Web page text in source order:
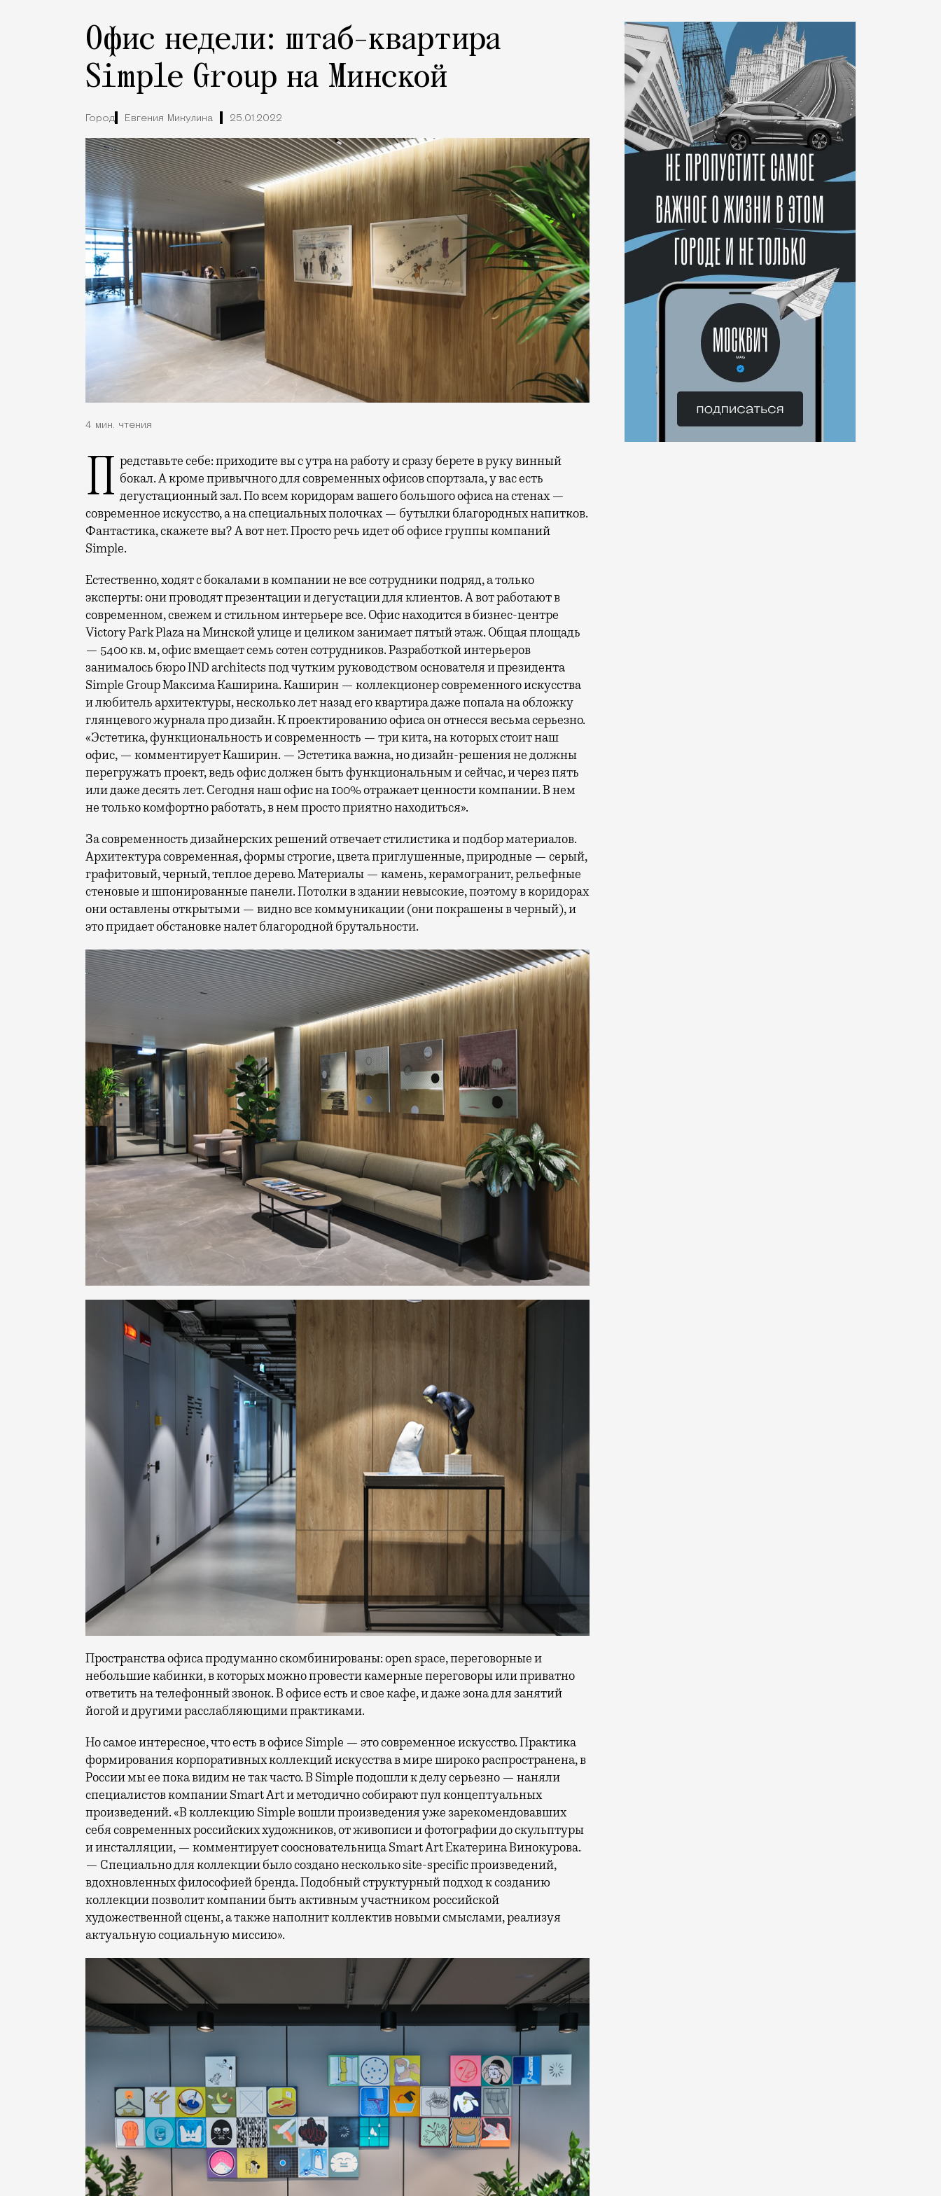
Офис недели: штаб-квартира
Simple Group на Минской
Город Евгения Микулина 25.01.2022
4 мин. чтения
Представьте себе: приходите вы с утра на работу и сразу берете в руку винный бокал. А кроме привычного для современных офисов спортзала, у вас есть
дегустационный зал. По всем коридорам вашего большого офиса на стенах —
современное искусство, а на специальных полочках — бутылки благородных напитков.
Фантастика, скажете вы? А вот нет. Просто речь идет об офисе группы компаний
Simple.
Естественно, ходят с бокалами в компании не все сотрудники подряд, а только
эксперты: они проводят презентации и дегустации для клиентов. А вот работают в
современном, свежем и стильном интерьере все. Офис находится в бизнес-центре
Victory Park Plaza на Минской улице и целиком занимает пятый этаж. Общая площадь
— 5400 кв. м, офис вмещает семь сотен сотрудников. Разработкой интерьеров
занималось бюро IND architects под чутким руководством основателя и президента
Simple Group Максима Каширина. Каширин — коллекционер современного искусства
и любитель архитектуры, несколько лет назад его квартира даже попала на обложку
глянцевого журнала про дизайн. К проектированию офиса он отнесся весьма серьезно.
«Эстетика, функциональность и современность — три кита, на которых стоит наш
офис, — комментирует Каширин. — Эстетика важна, но дизайн-решения не должны
перегружать проект, ведь офис должен быть функциональным и сейчас, и через пять
или даже десять лет. Сегодня наш офис на 100% отражает ценности компании. В нем
не только комфортно работать, в нем просто приятно находиться».
За современность дизайнерских решений отвечает стилистика и подбор материалов.
Архитектура современная, формы строгие, цвета приглушенные, природные — серый,
графитовый, черный, теплое дерево. Материалы — камень, керамогранит, рельефные
стеновые и шпонированные панели. Потолки в здании невысокие, поэтому в коридорах
они оставлены открытыми — видно все коммуникации (они покрашены в черный), и
это придает обстановке налет благородной брутальности.
Пространства офиса продуманно скомбинированы: open space, переговорные и
небольшие кабинки, в которых можно провести камерные переговоры или приватно
ответить на телефонный звонок. В офисе есть и свое кафе, и даже зона для занятий
йогой и другими расслабляющими практиками.
Но самое интересное, что есть в офисе Simple — это современное искусство. Практика
формирования корпоративных коллекций искусства в мире широко распространена, в
России мы ее пока видим не так часто. В Simple подошли к делу серьезно — наняли
специалистов компании Smart Art и методично собирают пул концептуальных
произведений. «В коллекцию Simple вошли произведения уже зарекомендовавших
себя современных российских художников, от живописи и фотографии до скульптуры
и инсталляции, — комментирует соосновательница Smart Art Екатерина Винокурова.
— Специально для коллекции было создано несколько site-specific произведений,
вдохновленных философией бренда. Подобный структурный подход к созданию
коллекции позволит компании быть активным участником российской
художественной сцены, а также наполнит коллектив новыми смыслами, реализуя
актуальную социальную миссию».